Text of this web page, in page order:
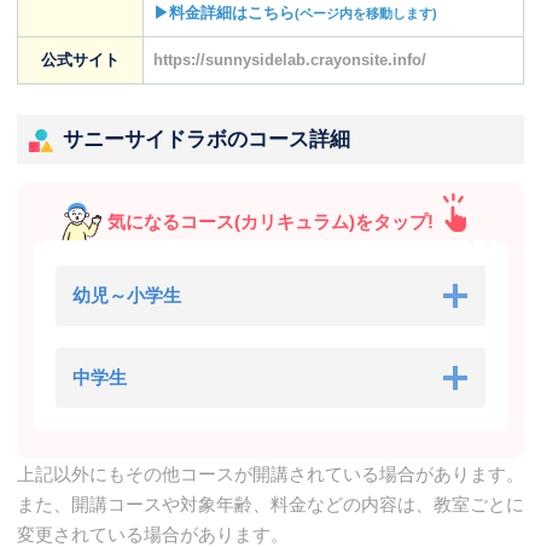
▶料金詳細はこちら(ページ内を移動します)
公式サイト https://sunnysidelab.crayonsite.info/
サニーサイドラボのコース詳細
気になるコース(カリキュラム)をタップ!
幼児～小学生
中学生
上記以外にもその他コースが開講されている場合があります。
また、開講コースや対象年齢、料金などの内容は、教室ごとに
変更されている場合があります。